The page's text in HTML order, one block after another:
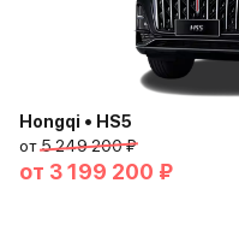
Hongqi • HS5
от5 249 200 ₽
от 3 199 200 ₽